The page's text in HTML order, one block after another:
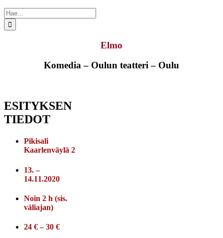
Etsi
...
Elmo
Komedia – Oulun teatteri – Oulu
ESITYKSEN
TIEDOT
Pikisali
Kaarlenväylä 2
13. –
14.11.2020
Noin 2 h (sis.
väliajan)
24 € – 30 €